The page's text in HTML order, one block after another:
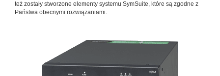
też zostały stworzone elementy systemu SymSuite, które są zgodne z
Państwa obecnymi rozwiązaniami.